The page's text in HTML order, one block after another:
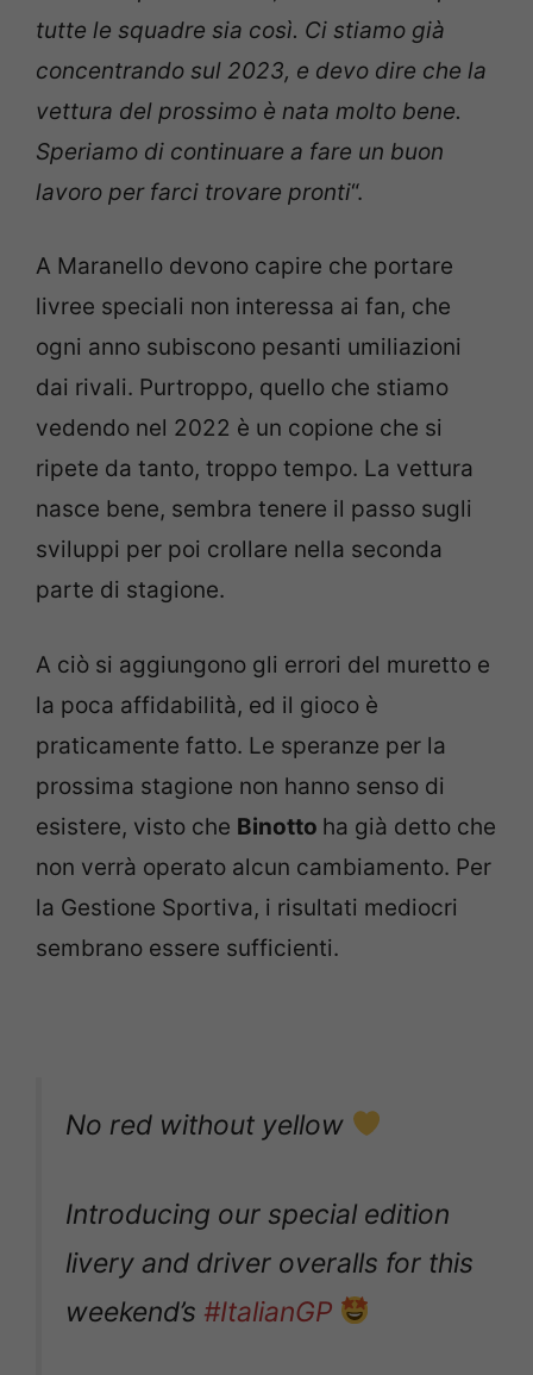
tutte le squadre sia così. Ci stiamo già
concentrando sul 2023, e devo dire che la
vettura del prossimo è nata molto bene.
Speriamo di continuare a fare un buon
lavoro per farci trovare pronti“.
A Maranello devono capire che portare
livree speciali non interessa ai fan, che
ogni anno subiscono pesanti umiliazioni
dai rivali. Purtroppo, quello che stiamo
vedendo nel 2022 è un copione che si
ripete da tanto, troppo tempo. La vettura
nasce bene, sembra tenere il passo sugli
sviluppi per poi crollare nella seconda
parte di stagione.
A ciò si aggiungono gli errori del muretto e
la poca affidabilità, ed il gioco è
praticamente fatto. Le speranze per la
prossima stagione non hanno senso di
esistere, visto che Binotto ha già detto che
non verrà operato alcun cambiamento. Per
la Gestione Sportiva, i risultati mediocri
sembrano essere sufficienti.
No red without yellow
Introducing our special edition
livery and driver overalls for this
weekend’s #ItalianGP